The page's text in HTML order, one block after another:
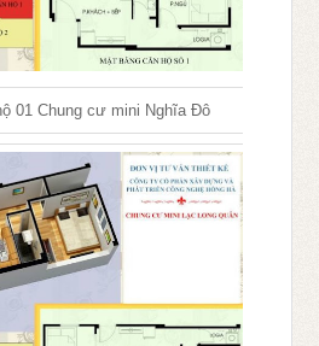
01 Chung cư mini Nghĩa Đô